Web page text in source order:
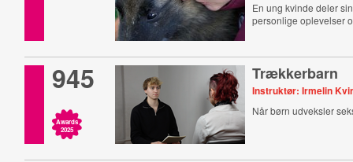
En ung kvinde deler
personlige oplevelser
945
Awards
2025
Trækkerbarn
Instruktør: Irmelin
Når børn udveksler